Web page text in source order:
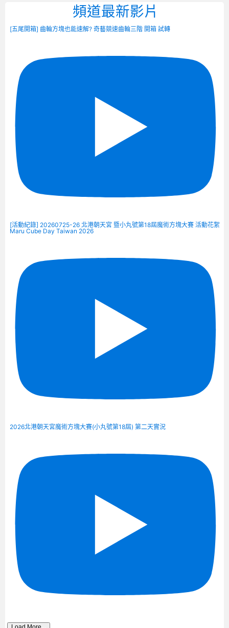
頻道最新影片
[五尾開箱] 齒輪方塊也能速解? 奇藝競速齒輪三階 開箱 試轉
[活動紀錄] 20260725-26 北港朝天宮 暨小丸號第18屆魔術方塊大賽 活動花絮
Maru Cube Day Taiwan 2026
2026北港朝天宮魔術方塊大賽(小丸號第18屆) 第二天實況